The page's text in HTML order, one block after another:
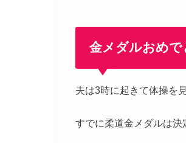
金メダルおめで
夫は3時に起きて体操を
すでに柔道金メダルは決